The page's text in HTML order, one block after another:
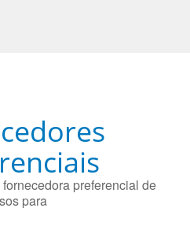
preferencial de
para